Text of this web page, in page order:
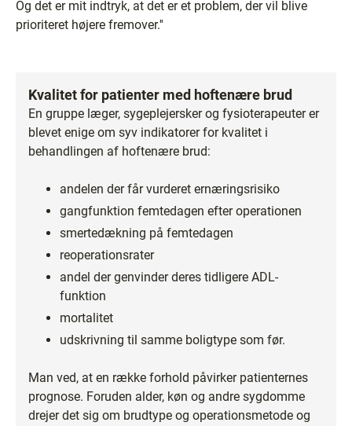
Og det er mit indtryk, at det er et problem, der vil blive
prioriteret højere fremover.''
Kvalitet for patienter med hoftenære brud
En gruppe læger, sygeplejersker og fysioterapeuter er
blevet enige om syv indikatorer for kvalitet i
behandlingen af hoftenære brud:
andelen der får vurderet ernæringsrisiko
gangfunktion femtedagen efter operationen
smertedækning på femtedagen
reoperationsrater
andel der genvinder deres tidligere ADL-
funktion
mortalitet
udskrivning til samme boligtype som før.
Man ved, at en række forhold påvirker patienternes
prognose. Foruden alder, køn og andre sygdomme
drejer det sig om brudtype og operationsmetode og